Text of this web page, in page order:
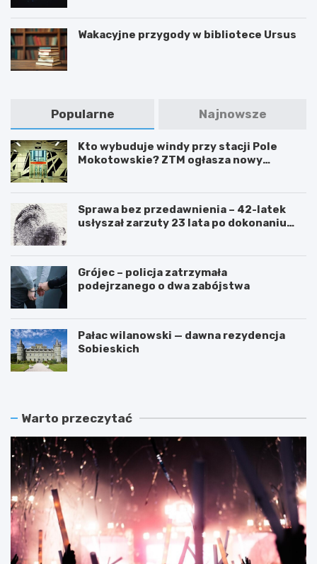
Wakacyjne przygody w bibliotece Ursus
Popularne Najnowsze
Kto wybuduje windy przy stacji Pole
Mokotowskie? ZTM ogłasza nowy
Sprawa bez przedawnienia – 42-latek
usłyszał zarzuty 23 lata po dokonaniu
Grójec – policja zatrzymała
podejrzanego o dwa zabójstwa
Pałac wilanowski — dawna rezydencja
Sobieskich
Warto przeczytać